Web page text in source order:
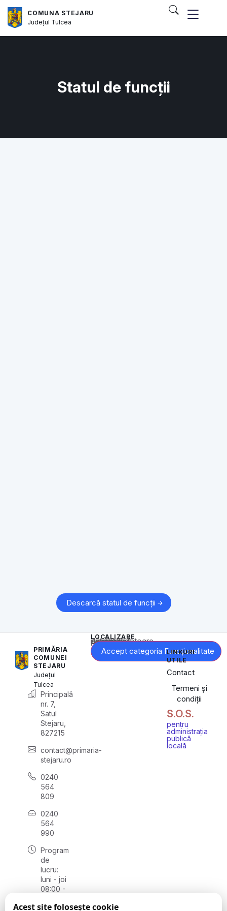
COMUNA STEJARU
Județul Tulcea
Statul de funcții
Descarcă statul de funcții
PRIMĂRIA
COMUNEI
STEJARU
Județul
Tulcea
Principală
nr. 7,
Satul
Stejaru,
827215
contact@primaria-
stejaru.ro
0240
564
809
0240
564
990
Program
de
lucru:
luni - joi
08:00 -
vineri
LOCALIZARE
Acest conținut este blocat până când acceptați categoria corespunzătoare de cookie-uri.
Accept categoria Funcționalitate
LINKURI
UTILE
Contact
Termeni și
condiții
S.O.S.
pentru
administrația
publică
locală
Acest site folosește cookie